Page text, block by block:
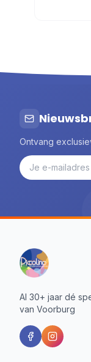
Ontvang
Al 30+ jaar dé
van Voorburg